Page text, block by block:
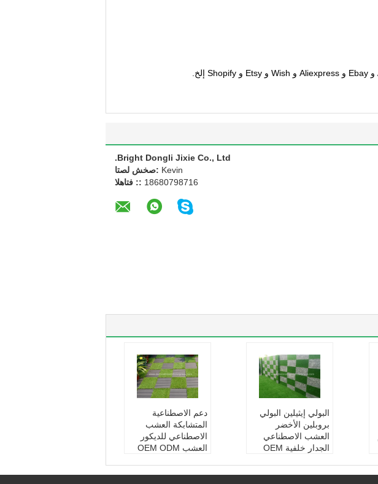
Bright Dongli Jixie Co., Ltd.
اتصل شخص: Kevin
الهاتف :: 18680798716
دعم الاصطناعية
المتشابكة العشب
الاصطناعي للديكور
العشب OEM ODM
البولي إيثيلين البولي
بروبلين الأخضر
العشب الاصطناعي
الجدار خلفية OEM